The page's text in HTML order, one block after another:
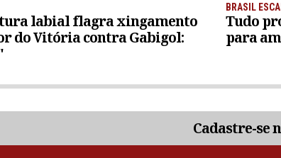
labial flagra xingamento
do Vitória contra Gabigol:
BRASIL
Tudo
para
Cadastre-se